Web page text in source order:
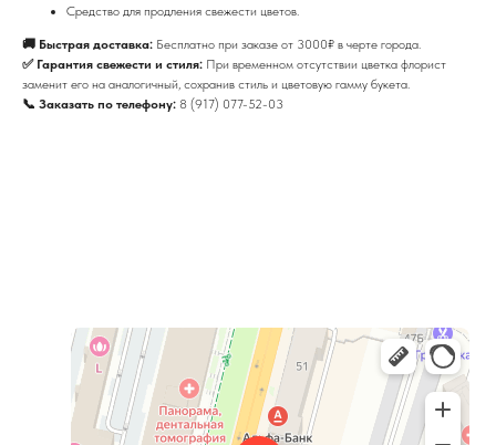
Средство для продления свежести цветов.
🚚 Быстрая доставка: Бесплатно при заказе от 3000₽ в черте города.
✅ Гарантия свежести и стиля: При временном отсутствии цветка флорист
заменит его на аналогичный, сохранив стиль и цветовую гамму букета.
📞 Заказать по телефону: 8 (917) 077-52-03
Фитолайн
Магазин цветов в Чебоксарах
Магазин подарков и сувениров в Чебоксарах